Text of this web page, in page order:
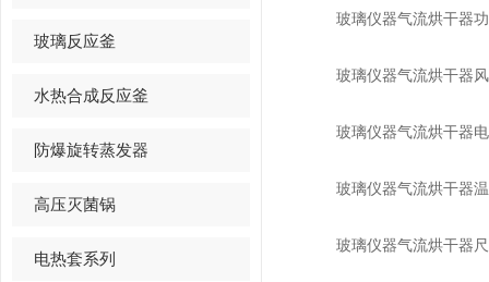
玻璃反应釜
水热合成反应釜
防爆旋转蒸发器
高压灭菌锅
电热套系列
玻璃仪器气流烘干器功
玻璃仪器气流烘干器风
玻璃仪器气流烘干器电
玻璃仪器气流烘干器
玻璃仪器气流烘干器尺